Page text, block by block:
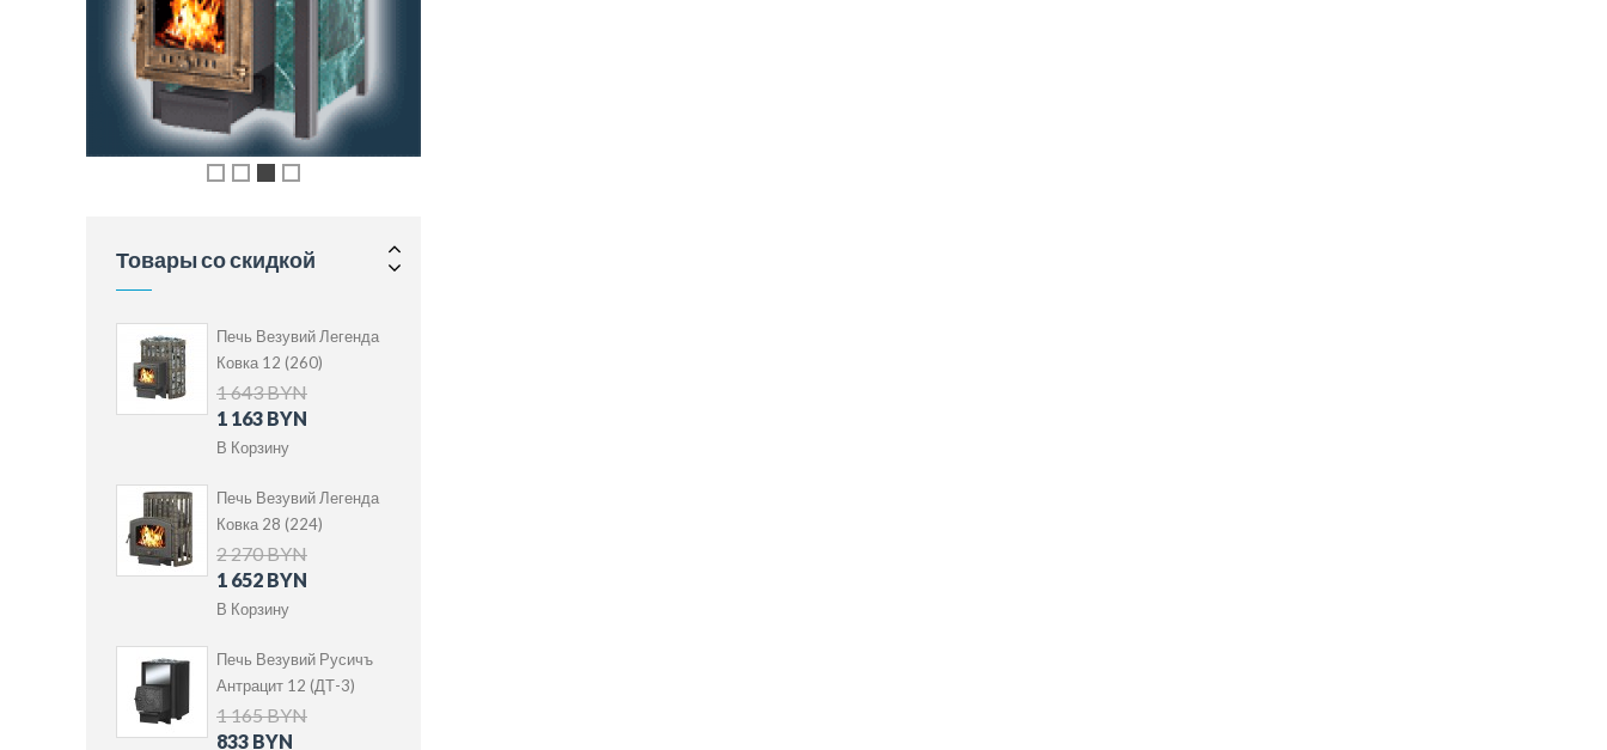
Товары со скидкой
Печь Везувий Сенсация
12 Антрацит (220)
1 683 BYN
1 193 BYN
В Корзину
1 990 BYN
Печь Везувий Легенда
Ковка 12 (260)
1 643 BYN
1 163 BYN
В Корзину
Печь Везувий Легенда
Ковка 28 (224)
2 270 BYN
1 652 BYN
В Корзину
Печь Везувий Русичъ
Антрацит 12 (ДТ-3)
1 165 BYN
833 BYN